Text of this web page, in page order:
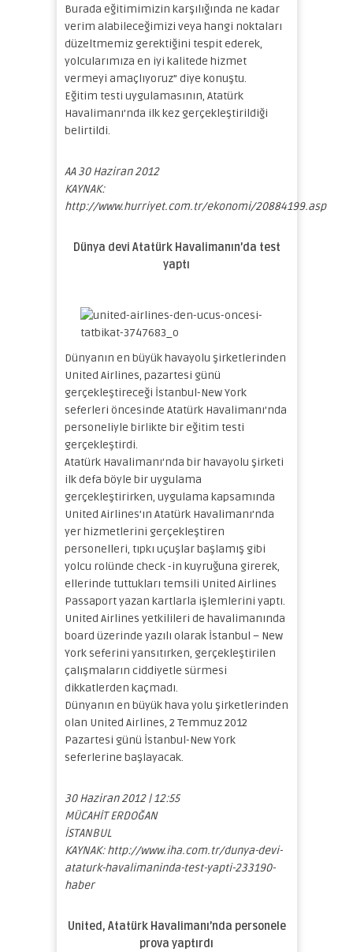
Burada eğitimimizin karşılığında ne kadar
verim alabileceğimizi veya hangi noktaları
düzeltmemiz gerektiğini tespit ederek,
yolcularımıza en iyi kalitede hizmet
vermeyi amaçlıyoruz” diye konuştu.
Eğitim testi uygulamasının, Atatürk
Havalimanı’nda ilk kez gerçekleştirildiği
belirtildi.
AA 30 Haziran 2012
KAYNAK:
http://www.hurriyet.com.tr/ekonomi/20884199.asp
Dünya devi Atatürk Havalimanın’da test
yaptı
Dünyanın en büyük havayolu şirketlerinden
United Airlines, pazartesi günü
gerçekleştireceği İstanbul-New York
seferleri öncesinde Atatürk Havalimanı’nda
personeliyle birlikte bir eğitim testi
gerçekleştirdi.
Atatürk Havalimanı’nda bir havayolu şirketi
ilk defa böyle bir uygulama
gerçekleştirirken, uygulama kapsamında
United Airlines’ın Atatürk Havalimanı’nda
yer hizmetlerini gerçekleştiren
personelleri, tıpkı uçuşlar başlamış gibi
yolcu rolünde check -in kuyruğuna girerek,
ellerinde tuttukları temsili United Airlines
Passaport yazan kartlarla işlemlerini yaptı.
United Airlines yetkilileri de havalimanında
board üzerinde yazılı olarak İstanbul – New
York seferini yansıtırken, gerçekleştirilen
çalışmaların ciddiyetle sürmesi
dikkatlerden kaçmadı.
Dünyanın en büyük hava yolu şirketlerinden
olan United Airlines, 2 Temmuz 2012
Pazartesi günü İstanbul-New York
seferlerine başlayacak.
30 Haziran 2012 | 12:55
MÜCAHİT ERDOĞAN
İSTANBUL
KAYNAK: http://www.iha.com.tr/dunya-devi-
ataturk-havalimaninda-test-yapti-233190-
haber
United, Atatürk Havalimanı’nda personele
prova yaptırdı